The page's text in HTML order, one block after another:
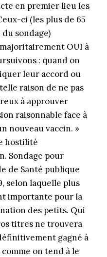
en premier lieu les
ci (les plus de 65
sondage)
OUI à
: quand on
leur accord ou
raison de ne pas
à approuver
raisonnable face à
nouveau vaccin. »
hostilité
Sondage pour
de Santé publique
selon laquelle plus
importante pour la
des petits. Qui
titres ne trouvera
gagné à
on tend à le